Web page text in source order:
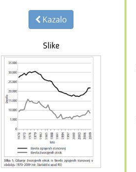
Kazalo
Slike